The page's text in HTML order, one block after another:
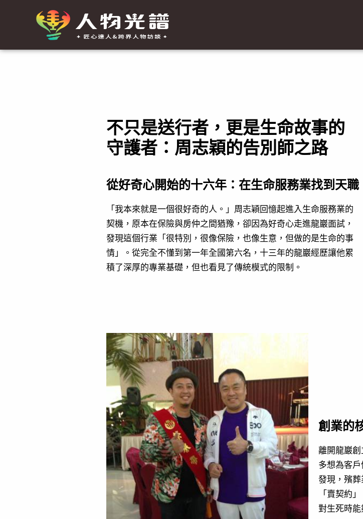
要
不只是送行者，更是生命故事的
守護者：周志穎的告別師之路
從好奇心開始的十六年：在生命服務業找到天職
「我本來就是一個很好奇的人。」周志穎回憶起進入生命服務業的
契機，原本在保險與房仲之間猶豫，卻因為好奇心走進龍巖面試，
發現這個行業「很特別，很像保險，也像生意，但做的是生命的事
情」。從完全不懂到第一年全國第六名，十三年的龍巖經歷讓他累
積了深厚的專業基礎，但也看見了傳統模式的限制。
創業的
離開龍巖
多想為客
發現，殯
「賣契約
對生死時能